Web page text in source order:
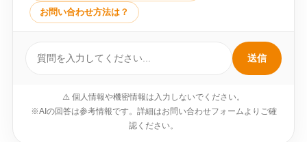
お問い合わせ方法は？
送信
⚠️ 個人情報や機密情報は入力しないでください。
※AIの回答は参考情報です。詳細はお問い合わせフォームよりご確
認ください。